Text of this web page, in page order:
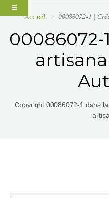
Accueil 00086072-1 |
00086072-
Copyright 00086072-1 dans